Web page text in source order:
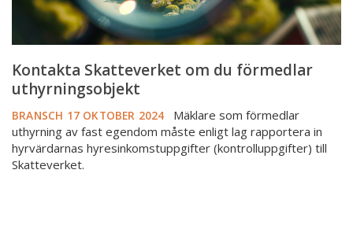
Kontakta Skatteverket om du förmedlar
uthyrningsobjekt
BRANSCH 17 OKTOBER 2024
Mäklare som förmedlar
uthyrning av fast egendom måste enligt lag rapportera in
hyrvärdarnas hyresinkomstuppgifter (kontrolluppgifter) till
Skatteverket.